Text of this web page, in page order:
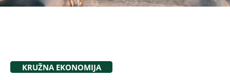
KRUŽNA EKONOMIJA